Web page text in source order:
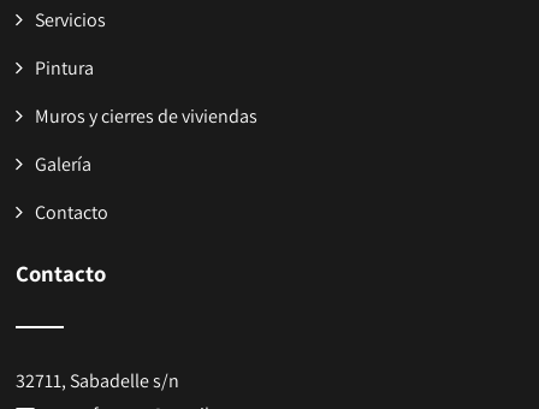
Servicios
Pintura
Muros y cierres de viviendas
Galería
Contacto
Contacto
32711, Sabadelle s/n